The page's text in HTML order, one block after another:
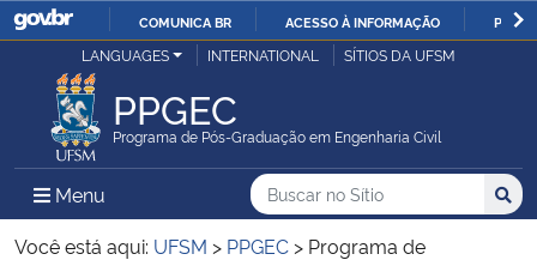
IR
COMUNICA BR ACESSO À INFORMAÇÃO
Ministério da Justiça e Segurança Pública
Ministério da Defesa
Ministério das Relações Exteriores
LANGUAGES INTERNATIONAL SÍTIOS DA UFSM
PPGEC
Programa de Pós-Graduação em Engenharia Civil
Menu Menu Principal do Sítio
Busca
Buscar no no Sítio
Busca:
Você está aqui: UFSM > PPGEC > Programa de